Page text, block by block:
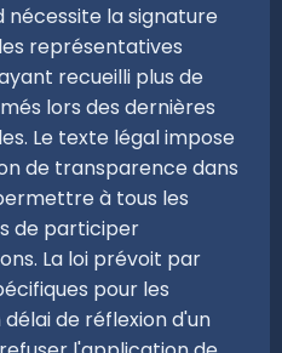
nécessite la signature
représentatives
recueilli plus de
lors des dernières
Le texte légal impose
de transparence dans
à tous les
de participer
La loi prévoit par
pour les
de réflexion d'un